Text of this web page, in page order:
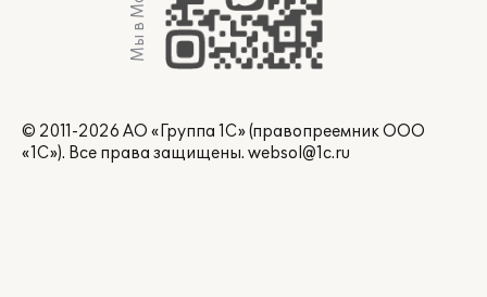
Мы в Max
© 2011-2026 АО «Группа 1С» (правопреемник ООО
«1С»). Все права защищены. websol@1c.ru